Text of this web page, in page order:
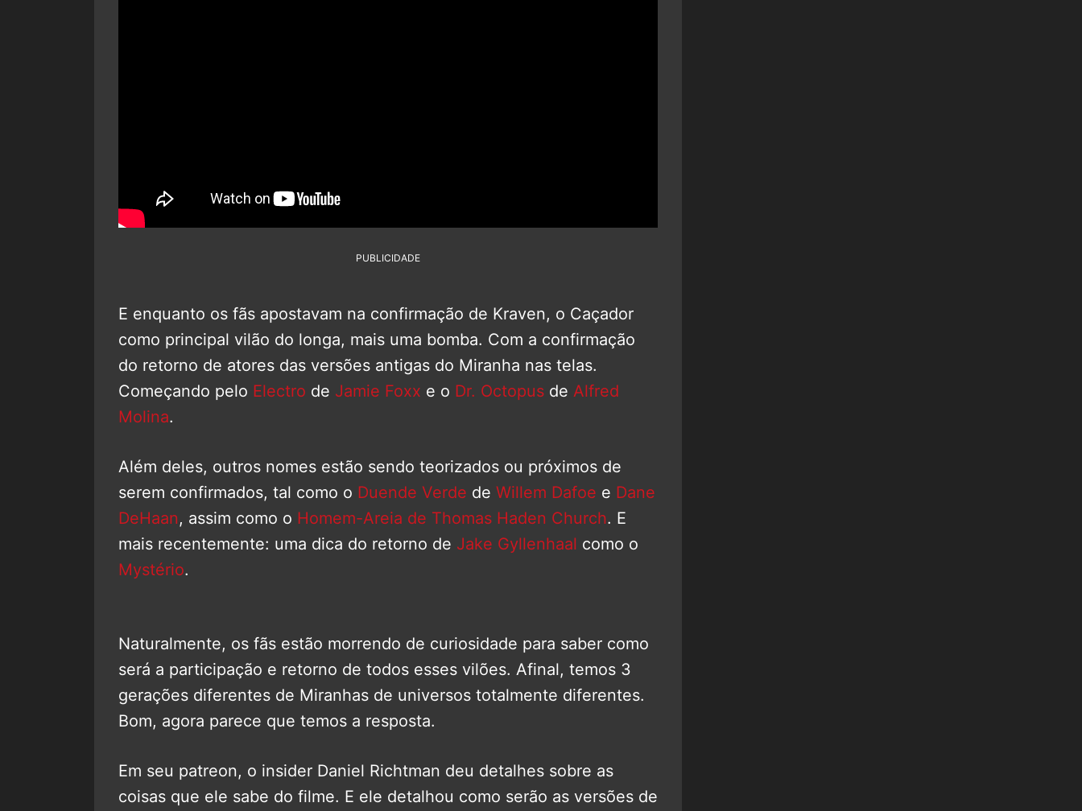
PUBLICIDADE
E enquanto os fãs apostavam na confirmação de Kraven, o Caçador
como principal vilão do longa, mais uma bomba. Com a confirmação
do retorno de atores das versões antigas do Miranha nas telas.
Começando pelo Electro de Jamie Foxx e o Dr. Octopus de Alfred
Molina.
Além deles, outros nomes estão sendo teorizados ou próximos de
serem confirmados, tal como o Duende Verde de Willem Dafoe e Dane
DeHaan, assim como o Homem-Areia de Thomas Haden Church. E
mais recentemente: uma dica do retorno de Jake Gyllenhaal como o
Mystério.
Naturalmente, os fãs estão morrendo de curiosidade para saber como
será a participação e retorno de todos esses vilões. Afinal, temos 3
gerações diferentes de Miranhas de universos totalmente diferentes.
Bom, agora parece que temos a resposta.
Em seu patreon, o insider Daniel Richtman deu detalhes sobre as
coisas que ele sabe do filme. E ele detalhou como serão as versões de